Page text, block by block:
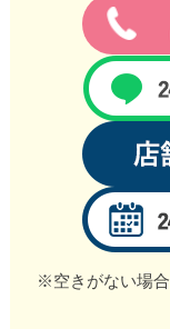
※空きがない場